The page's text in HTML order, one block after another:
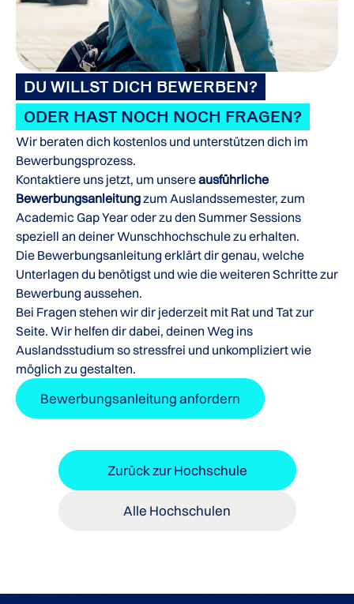
DU WILLST DICH BEWERBEN?
ODER HAST NOCH NOCH FRAGEN?
Wir beraten dich kostenlos und unterstützen dich im
Bewerbungsprozess.
Kontaktiere uns jetzt, um unsereausführliche
Bewerbungsanleitungzum Auslandssemester, zum
Academic Gap Year oder zu den Summer Sessions
speziell an deiner Wunschhochschule zu erhalten.
Die Bewerbungsanleitung erklärt dir genau, welche
Unterlagen du benötigst und wie die weiteren Schritte zur
Bewerbung aussehen.
Bei Fragen stehen wir dir jederzeit mit Rat und Tat zur
Seite. Wir helfen dir dabei, deinen Weg ins
Auslandsstudium so stressfrei und unkompliziert wie
möglich zu gestalten.
Bewerbungsanleitung anfordern
Zurück zur Hochschule
Alle Hochschulen